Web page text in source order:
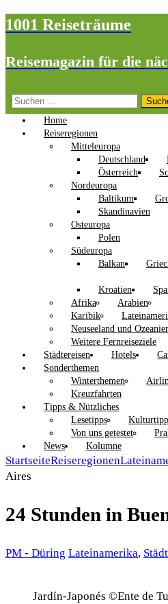
1001 Reiseträume
Reisemagazin für die
Suchen
nach:
Home
Reiseregionen
Mitteleuropa
Deutschland
Österreich
Nordeuropa
Baltikum
Skandinavien
Osteuropa
Polen
Südeuropa
Balkan
Kroatien
Afrika
Arabien
Karibik
Neuseeland und
Weitere Fernreiseziele
Städtereisen
Hotels
Sonderthemen
Winterthemen
Kreuzfahrten
Tipps & Nützliches
Lesetipps
Von uns getestet
News
Kolumne
StartseiteReiseregionen
Aires
24 Stunden in
PM - Düring Lateinamerika,
Jardín-Japonés ©Ente de